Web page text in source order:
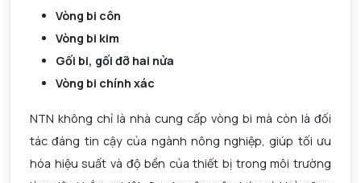
Vòng bi côn
Vòng bi kim
Gối bi, gối đỡ hai nửa
Vòng bi chính xác
NTN không chỉ là nhà cung cấp vòng bi mà còn là đối
tác đáng tin cậy của ngành nông nghiệp, giúp tối ưu
hóa hiệu suất và độ bền của thiết bị trong môi trường